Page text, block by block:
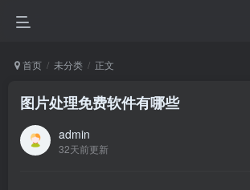
首页 未分类 正文
图片处理免费软件有哪些
admin
32天前更新